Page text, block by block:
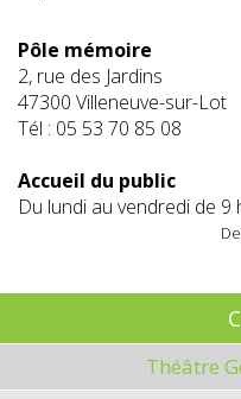
Pôle mémoire
2, rue des Jardins
47300 Villeneuve-sur-Lot
Tél : 05 53 70 85 08
Accueil du public
Du lundi au vendredi de
Théâtre